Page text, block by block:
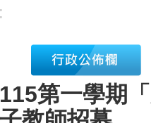
115第一學期